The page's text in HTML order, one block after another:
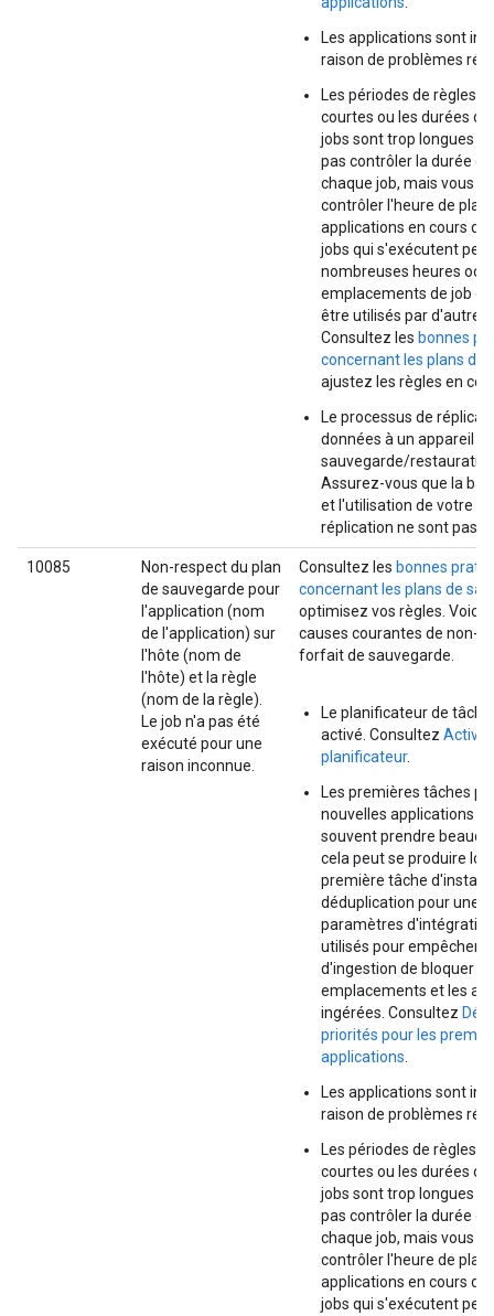
Les applications sont
raison de problèmes
Les périodes de règles
courtes ou les durées
jobs sont trop longues :
pas contrôler la durée
chaque job, mais vous
contrôler l'heure de
applications en cours
jobs qui s'exécutent
nombreuses heures
emplacements de job
être utilisés par d'autres
Consultez les bonnes
concernant les plans de
ajustez les règles en
Le processus de
données à un appareil de
sauvegarde/
Assurez-vous que la
et l'utilisation de votre
réplication ne sont pas
10085
Non-respect du plan
de sauvegarde pour
l'application (nom
de l'application) sur
l'hôte (nom de
l'hôte) et la règle
(nom de la règle).
Le job n'a pas été
exécuté pour une
raison inconnue.
Consultez les bonnes
concernant les plans de
optimisez vos règles. Voici
causes courantes de non-
forfait de sauvegarde.
Le planificateur de
activé. Consultez
planificateur.
Les premières tâches
nouvelles applications
souvent prendre
cela peut se produire
première tâche
déduplication pour une
paramètres
utilisés pour empêcher
d'ingestion de bloquer
emplacements et les
ingérées. Consultez
priorités pour les
applications
Les applications sont
raison de problèmes
Les périodes de règles
courtes ou les durées
jobs sont trop longues :
pas contrôler la durée
chaque job, mais vous
contrôler l'heure de
applications en cours
jobs qui s'exécutent